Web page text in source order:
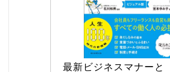
最新ビジネスマナーと